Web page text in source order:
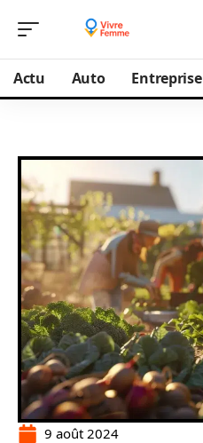
Actu Auto Entreprise
9 août 2024